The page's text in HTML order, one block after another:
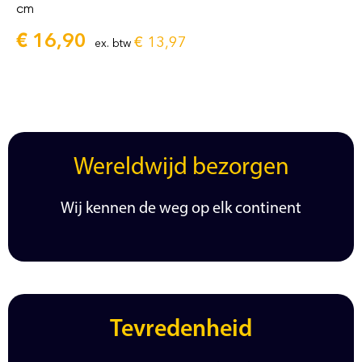
cm
€ 16,90 ex. btw € 13,97
Wereldwijd bezorgen
Wij kennen de weg op elk continent
Tevredenheid